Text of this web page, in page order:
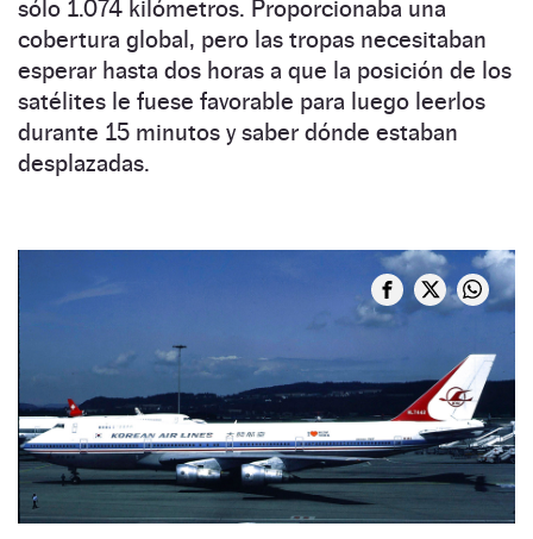
sólo 1.074 kilómetros. Proporcionaba una
cobertura global, pero las tropas necesitaban
esperar hasta dos horas a que la posición de los
satélites le fuese favorable para luego leerlos
durante 15 minutos y saber dónde estaban
desplazadas.